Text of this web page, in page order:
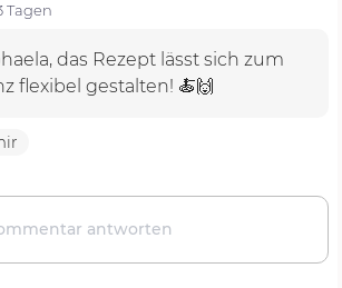
Tagen
das Rezept lässt sich zum
flexibel gestalten! 🍝🙌